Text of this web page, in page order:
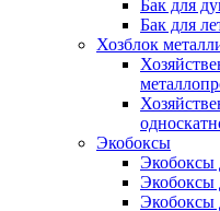
Бак для
Бак для
Хозблок
Экобоксы
Экобоксы
Экобоксы
Экобоксы